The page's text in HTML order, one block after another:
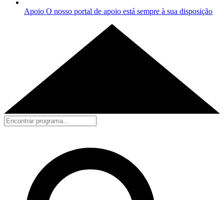
Apoio O nosso portal de apoio está sempre à sua disposição